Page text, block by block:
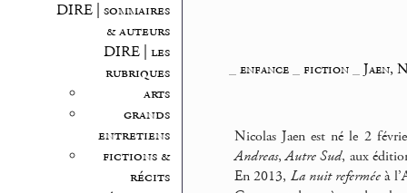
DIRE | sommaires
& auteurs
DIRE | les
rubriques
arts
grands
entretiens
fictions &
récits
enfance_ fiction_ Jaen,
Nicolas Jaen est né le 2
Andreas,Autre Sud, aux
En 2013, La nuit referméeà